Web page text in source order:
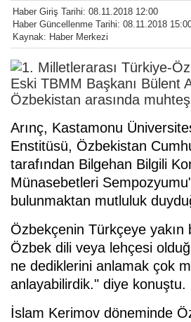
Haber Giriş Tarihi: 08.11.2018 12:00
Haber Güncellenme Tarihi: 08.11.2018
Kaynak: Haber Merkezi
Eski TBMM Başkanı Bülent
Özbekistan arasında
Arınç, Kastamonu
Enstitüsü, Özbekistan
tarafından Bilgehan Bilgili
Münasebetleri
bulunmaktan mutluluk
Özbekçenin Türkçeye yakın
Özbek dili veya lehçesi
ne dediklerini anlamak çok
anlayabilirdik." diye konuştu.
İslam Kerimov döneminde